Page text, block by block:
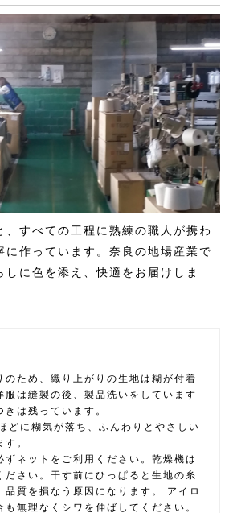
、すべての工程に熟練の職人が携わ
に作っています。奈良の地場産業で
に色を添え、快適をお届けしま
のため、織り上がりの生地は糊が付着
服は縫製の後、製品洗いをしています
は残っています。
どに糊気が落ち、ふんわりとやさしい
。
ずネットをご利用ください。乾燥機は
ださい。干す前にひっぱると生地の糸
品質を損なう原因になります。 アイロ
も無理なくシワを伸ばしてください。